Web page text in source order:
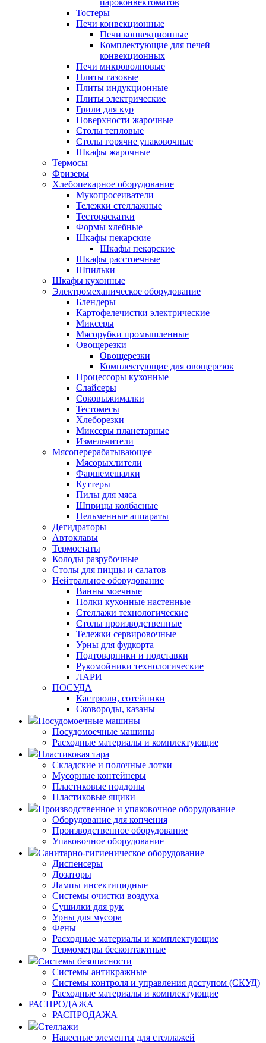
Тостеры
Печи конвекционные
Печи конвекционные
Комплектующие для печей
конвекционных
Печи микроволновые
Плиты газовые
Плиты индукционные
Плиты электрические
Грили для кур
Поверхности жарочные
Столы тепловые
Столы горячие упаковочные
Шкафы жарочные
Термосы
Фризеры
Хлебопекарное оборудование
Мукопросеиватели
Тележки стеллажные
Тестораскатки
Формы хлебные
Шкафы пекарские
Шкафы пекарские
Шкафы расстоечные
Шпильки
Шкафы кухонные
Электромеханическое оборудование
Блендеры
Картофелечистки электрические
Миксеры
Мясорубки промышленные
Овощерезки
Овощерезки
Комплектующие для овощерезок
Процессоры кухонные
Слайсеры
Соковыжималки
Тестомесы
Хлеборезки
Миксеры планетарные
Измельчители
Мясоперерабатывающее
Мясорыхлители
Фаршемешалки
Куттеры
Пилы для мяса
Шприцы колбасные
Пельменные аппараты
Дегидраторы
Автоклавы
Термостаты
Колоды разрубочные
Столы для пиццы и салатов
Нейтральное оборудование
Ванны моечные
Полки кухонные настенные
Стеллажи технологические
Столы производственные
Тележки сервировочные
Урны для фудкорта
Подтоварники и подставки
Рукомойники технологические
ЛАРИ
ПОСУДА
Кастрюли, сотейники
Сковороды, казаны
Посудомоечные машины
Посудомоечные машины
Расходные материалы и комплектующие
Пластиковая тара
Складские и полочные лотки
Мусорные контейнеры
Пластиковые поддоны
Пластиковые ящики
Производственное и упаковочное оборудование
Оборудование для копчения
Производственное оборудование
Упаковочное оборудование
Санитарно-гигиеническое оборудование
Диспенсеры
Дозаторы
Лампы инсектицидные
Системы очистки воздуха
Сушилки для рук
Урны для мусора
Фены
Расходные материалы и комплектующие
Термометры бесконтактные
Системы безопасности
Системы антикражные
Системы контроля и управления доступом (СКУД)
Расходные материалы и комплектующие
РАСПРОДАЖА
РАСПРОДАЖА
Стеллажи
Навесные элементы для стеллажей